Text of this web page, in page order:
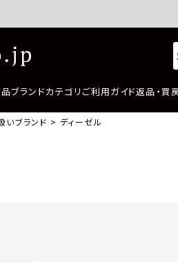
ブランドカテゴリ ご利用ガイド返品・買
いブランド ディーゼル